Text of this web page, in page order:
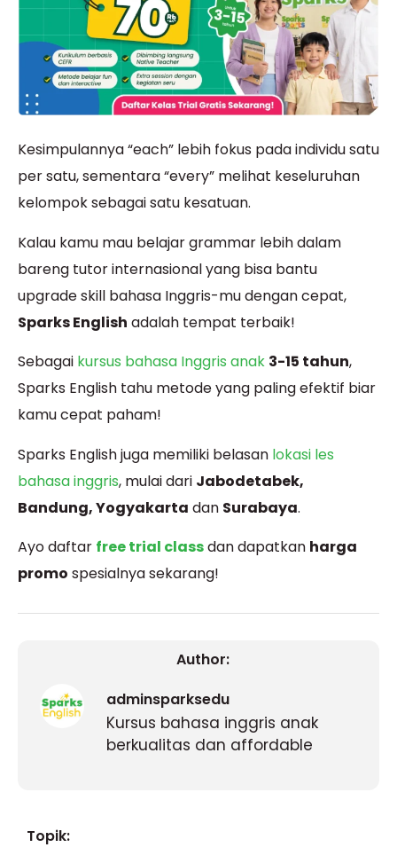
Kesimpulannya “each” lebih fokus pada individu satu
per satu, sementara “every” melihat keseluruhan
kelompok sebagai satu kesatuan.
Kalau kamu mau belajar grammar lebih dalam
bareng tutor internasional yang bisa bantu
upgrade skill bahasa Inggris-mu dengan cepat,
Sparks English adalah tempat terbaik!
Sebagai kursus bahasa Inggris anak 3-15 tahun,
Sparks English tahu metode yang paling efektif biar
kamu cepat paham!
Sparks English juga memiliki belasan lokasi les
bahasa inggris, mulai dari Jabodetabek,
Bandung, Yogyakarta dan Surabaya.
Ayo daftar free trial classdan dapatkan harga
promo spesialnya sekarang!
Author:
adminsparksedu
Kursus bahasa inggris anak
berkualitas dan affordable
Topik: